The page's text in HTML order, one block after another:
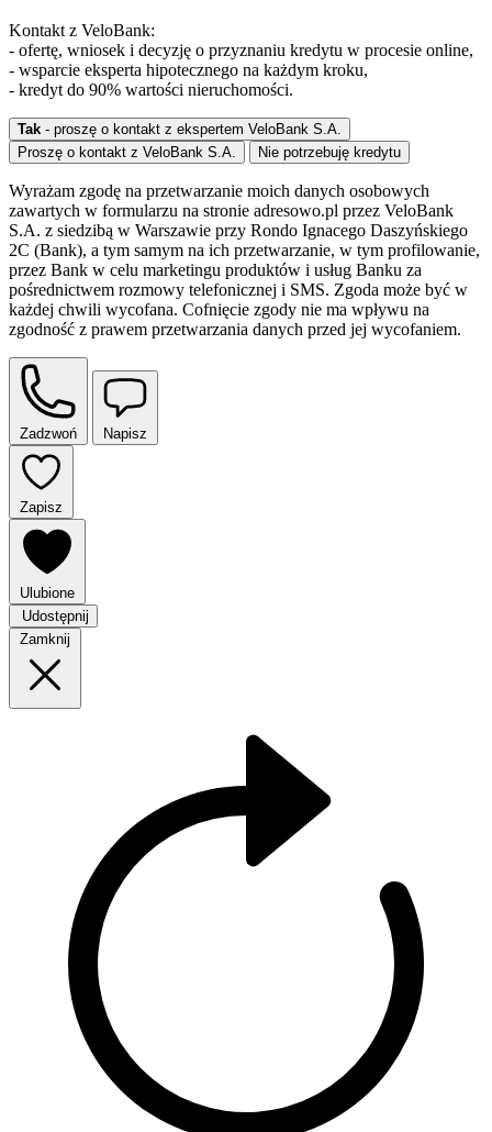
Kontakt z VeloBank:
- ofertę, wniosek i decyzję o przyznaniu kredytu w procesie online,
- wsparcie eksperta hipotecznego na każdym kroku,
- kredyt do 90% wartości nieruchomości.
Tak - proszę o kontakt z ekspertem VeloBank S.A.
Proszę o kontakt z VeloBank S.A.
Nie potrzebuję kredytu
Wyrażam zgodę na przetwarzanie moich danych osobowych
zawartych w formularzu na stronie adresowo.pl przez VeloBank
S.A. z siedzibą w Warszawie przy Rondo Ignacego Daszyńskiego
2C (Bank), a tym samym na ich przetwarzanie, w tym profilowanie,
przez Bank w celu marketingu produktów i usług Banku za
pośrednictwem rozmowy telefonicznej i SMS. Zgoda może być w
każdej chwili wycofana. Cofnięcie zgody nie ma wpływu na
zgodność z prawem przetwarzania danych przed jej wycofaniem.
Zadzwoń Napisz
Zapisz
Ulubione
Udostępnij
Zamknij